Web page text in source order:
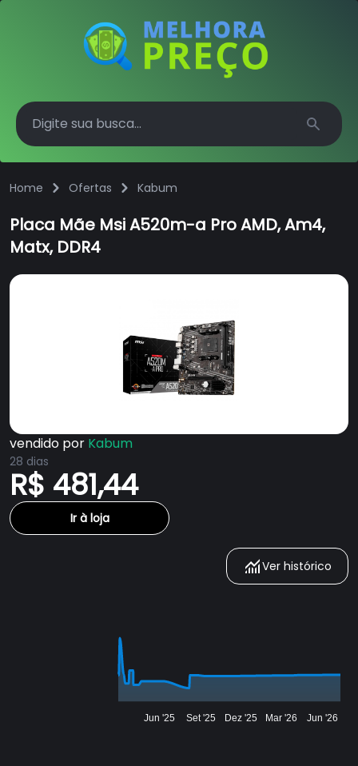
Search
Home Ofertas Kabum
Placa Mãe Msi A520m-a Pro AMD, Am4,
Matx, DDR4
vendido por Kabum
28 dias
R$ 481,44
Ir à loja
Ver histórico
Jun '25 Set '25 Dez '25 Mar '26 Jun '26